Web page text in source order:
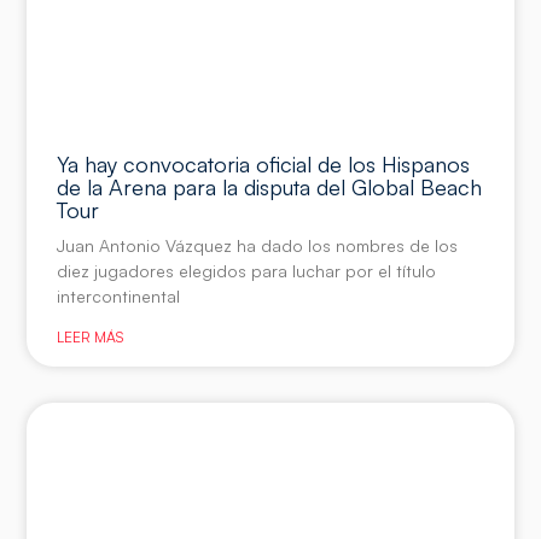
Ya hay convocatoria oficial de los Hispanos
de la Arena para la disputa del Global Beach
Tour
Juan Antonio Vázquez ha dado los nombres de los
diez jugadores elegidos para luchar por el título
intercontinental
LEER MÁS